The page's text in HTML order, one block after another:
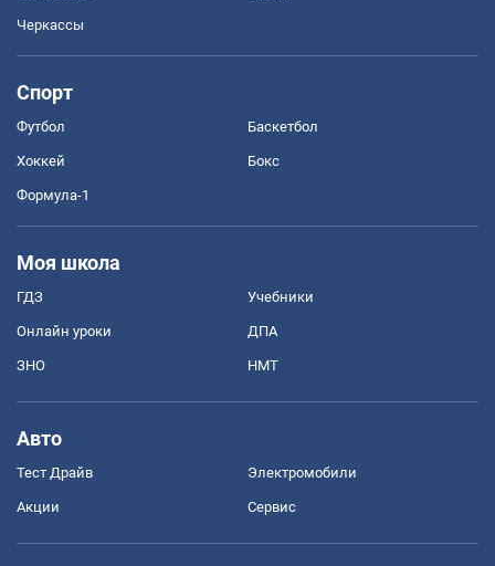
Черкассы
Спорт
Футбол Баскетбол
Хоккей Бокс
Формула-1
Моя школа
ГДЗ Учебники
Онлайн уроки ДПА
ЗНО НМТ
Авто
Тест Драйв Электромобили
Акции Сервис